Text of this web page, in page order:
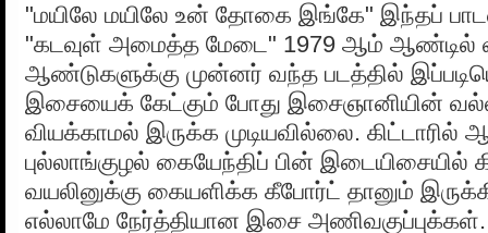
"மயிலே மயிலே உன் தோகை இங்கே" இந்தப்
"கடவுள் அமைத்த மேடை" 1979 ஆம் ஆண்டில்
ஆண்டுகளுக்கு முன்னர் வந்த படத்தில்
இசையைக் கேட்கும் போது இசைஞானியின்
வியக்காமல் இருக்க முடியவில்லை. கிட்டாரில்
புல்லாங்குழல் கையேந்திப் பின் இடையிசையில்
வயலினுக்கு கையளிக்க கீபோர்ட் தானும்
எல்லாமே நேர்த்தியான இசை அணிவகுப்புக்கள்.